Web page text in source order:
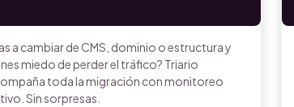
a cambiar de CMS, dominio o estructura y
miedo de perder el tráfico? Triario
toda la migración con monitoreo
Sin sorpresas.